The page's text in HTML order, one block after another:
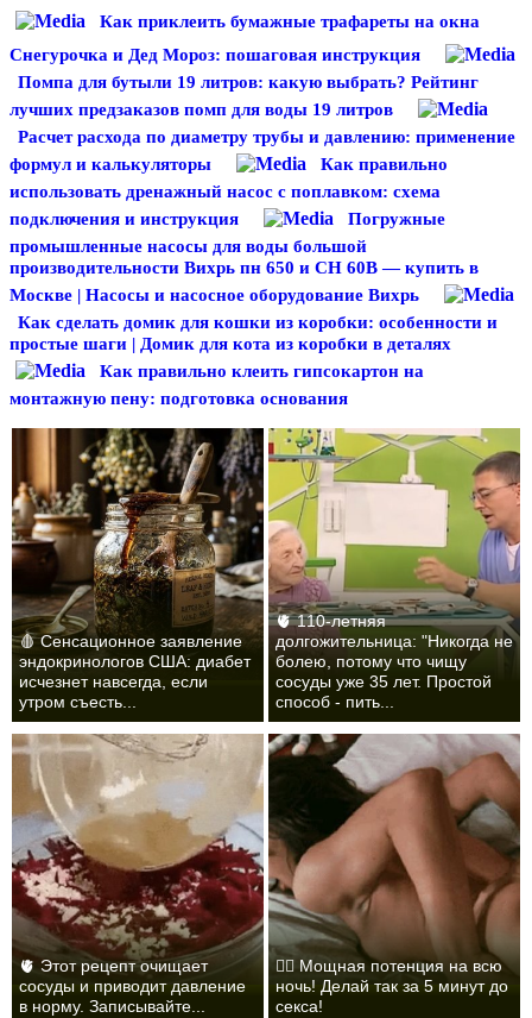
Как приклеить бумажные трафареты на окна
Снегурочка и Дед Мороз: пошаговая инструкция
Помпа для бутыли 19 литров: какую выбрать? Рейтинг
лучших предзаказов помп для воды 19 литров
Расчет расхода по диаметру трубы и давлению: применение
формул и калькуляторы
Как правильно
использовать дренажный насос с поплавком: схема
подключения и инструкция
Погружные
промышленные насосы для воды большой
производительности Вихрь пн 650 и СН 60В — купить в
Москве | Насосы и насосное оборудование Вихрь
Как сделать домик для кошки из коробки: особенности и
простые шаги | Домик для кота из коробки в деталях
Как правильно клеить гипсокартон на
монтажную пену: подготовка основания
🩸 Сенсационное заявление
эндокринологов США: диабет
исчезнет навсегда, если
утром съесть...
🫀 110-летняя
долгожительница: "Никогда не
болею, потому что чищу
сосуды уже 35 лет. Простой
способ - пить...
🫀 Этот рецепт очищает
сосуды и приводит давление
в норму. Записывайте...
❤️‍🔥 Мощная потенция на всю
ночь! Делай так за 5 минут до
секса!